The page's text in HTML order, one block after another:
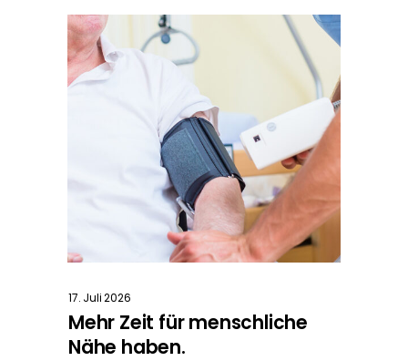
17. Juli 2026
Mehr Zeit für menschliche
Nähe haben.